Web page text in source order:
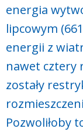
energia
lipcowym
energii z
nawet cztery
zostały
Pozwoliłoby